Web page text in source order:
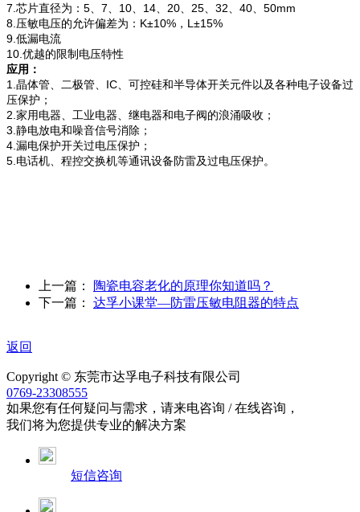
7.芯片直径为：5、7、10、14、20、25、32、40、50mm
8.压敏电压的允许偏差为：K±10%，L±15%
9.低漏电流
10.优越的限制电压特性
应用：
1.晶体管、二极管、IC、可控硅和半导体开关元件以及各种电子设备过
压保护；
2.家用电器、工业电器、继电器和电子阀的浪涌吸收；
3.静电放电和噪音信号消除；
4.漏电保护开关过电压保护；
5.电话机、程控交换机等通讯设备防雷及过电压保护。
上一篇：
陶瓷电容老化的原理你知道吗？
下一篇： 达孚小课堂—防雷压敏电阻器的特点
返回
Copyright © 东莞市达孚电子科技有限公司
0769-23308555
如果您有任何疑问与需求，请来电咨询 / 在线咨询，
我们将为您提供专业的解决方案
短信咨询